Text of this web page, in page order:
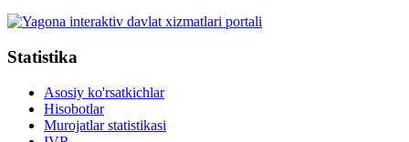
Statistika
Asosiy ko'rsatkichlar
Hisobotlar
Murojatlar statistikasi